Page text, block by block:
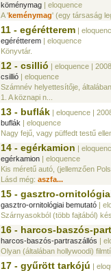
köménymag | eloquence
A 'keménymag' (egy társaság
11 - egérétterem |
egérétterem | eloquence
Könyvtár.
12 - csillió | eloquence |
csillió | eloquence
Számnév helyettesítője,
1. A köznapi n...
13 - buflák | eloquence |
buflák | eloquence
Nagy fejű, vagy püffedt testű
14 - egérkamion |
egérkamion | eloquence
Kis méretű autó, (jellemzően
Lásd még: aszfa...
15 - gasztro-
gasztro-ornitológiai bemutató |
Szárnyasokból (több fajtából)
16 - harcos-baszós-
harcos-baszós-partraszállós |
Olyan (általában hollywoodi)
17 - gyűrött tarkójú |